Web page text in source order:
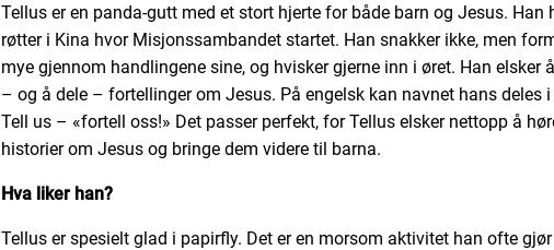
Tellus er en panda-gutt med et stort hjerte for både barn og Jesus. Han
røtter i Kina hvor Misjonssambandet startet. Han snakker ikke, men
mye gjennom handlingene sine, og hvisker gjerne inn i øret. Han elsker
– og å dele – fortellinger om Jesus. På engelsk kan navnet hans deles i
Tell us – «fortell oss!» Det passer perfekt, for Tellus elsker nettopp å
historier om Jesus og bringe dem videre til barna.
Hva liker han?
Tellus er spesielt glad i papirfly. Det er en morsom aktivitet han ofte gjør